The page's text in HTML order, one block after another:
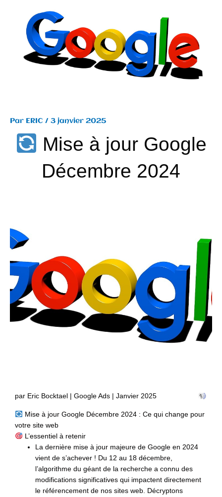
Par ERIC / 3 janvier 2025
Mise à jour Google
Décembre 2024
par Eric Bocktael | Google Ads | Janvier 2025
Mise à jour Google Décembre 2024 : Ce qui change pour
votre site web
L’essentiel à retenir
La dernière mise à jour majeure de Google en 2024
vient de s’achever ! Du 12 au 18 décembre,
l’algorithme du géant de la recherche a connu des
modifications significatives qui impactent directement
le référencement de nos sites web. Décryptons